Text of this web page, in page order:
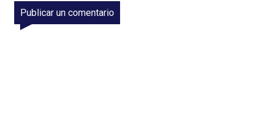
Publicar un comentario